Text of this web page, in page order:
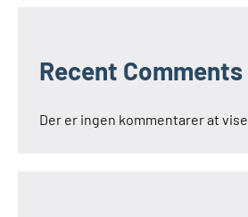
Recent Comments
Der er ingen kommentarer at vise.